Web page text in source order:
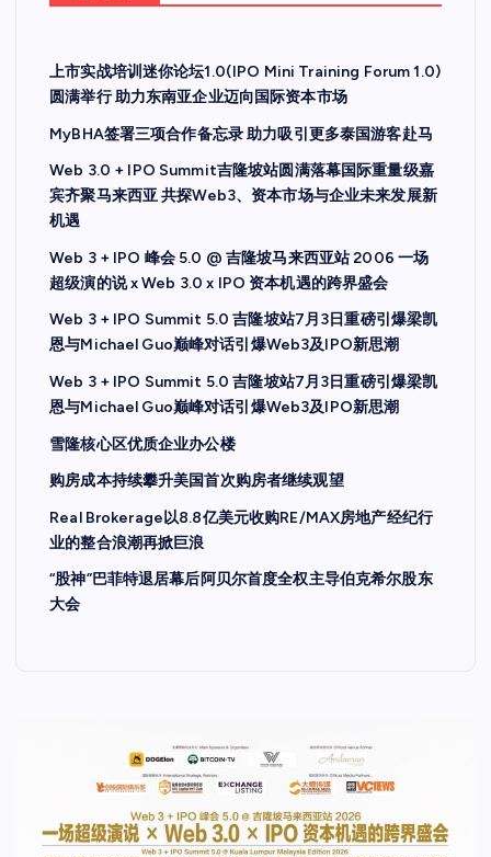
上市实战培训迷你论坛1.0(IPO Mini Training Forum 1.0)
圆满举行 助力东南亚企业迈向国际资本市场
MyBHA签署三项合作备忘录 助力吸引更多泰国游客赴马
Web 3.0 + IPO Summit吉隆坡站圆满落幕国际重量级嘉
宾齐聚马来西亚 共探Web3、资本市场与企业未来发展新
机遇
Web 3 + IPO 峰会 5.0 @ 吉隆坡马来西亚站 2006 一场
超级演的说 x Web 3.0 x IPO 资本机遇的跨界盛会
Web 3 + IPO Summit 5.0 吉隆坡站7月3日重磅引爆梁凯
恩与Michael Guo巅峰对话引爆Web3及IPO新思潮
Web 3 + IPO Summit 5.0 吉隆坡站7月3日重磅引爆梁凯
恩与Michael Guo巅峰对话引爆Web3及IPO新思潮
雪隆核心区优质企业办公楼
购房成本持续攀升美国首次购房者继续观望
Real Brokerage以8.8亿美元收购RE/MAX房地产经纪行
业的整合浪潮再掀巨浪
“股神”巴菲特退居幕后阿贝尔首度全权主导伯克希尔股东
大会